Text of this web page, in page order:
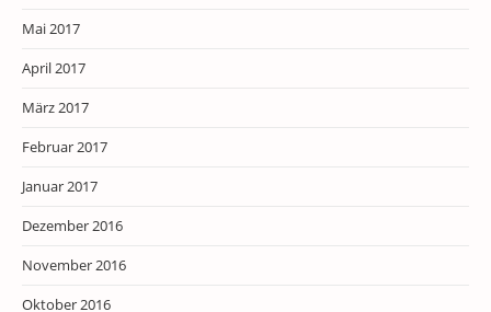
Mai 2017
April 2017
März 2017
Februar 2017
Januar 2017
Dezember 2016
November 2016
Oktober 2016